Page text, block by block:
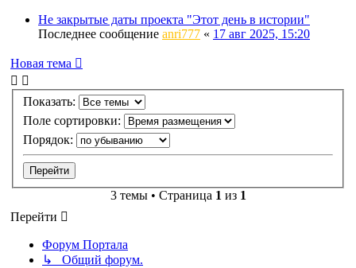
Не закрытые даты проекта "Этот день в истории"
Последнее сообщение anri777 « 17 авг 2025, 15:20
Новая тема
Показать:
Поле сортировки:
Порядок:
3 темы • Страница 1 из 1
Перейти
Форум Портала
↳ Общий форум.